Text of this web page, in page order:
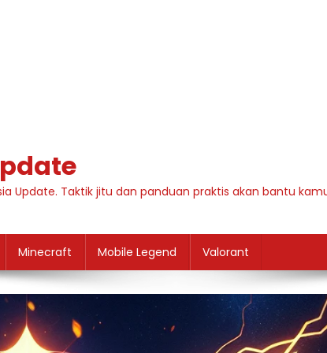
Update. Taktik jitu dan panduan praktis akan bantu
Minecraft Mobile Legend Valorant